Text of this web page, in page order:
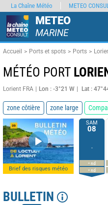
METEO
MARINE
Accueil Ports et spots Ports
MÉTÉO PORT
Lorient FRA Lon : -3°21 W Lat :
zone côtière zone large
Brief des risques météo
SAM
08
-
-nd
-nd
BULLETIN
La Chaîne Météo METEO